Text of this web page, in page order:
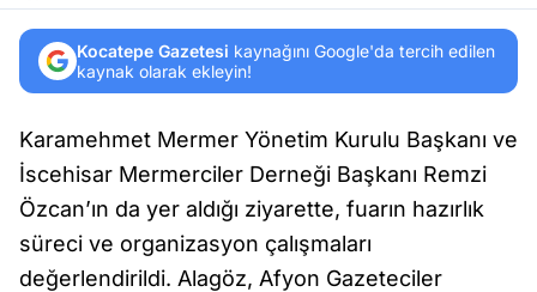
Kocatepe Gazetesi kaynağını Google'da tercih edilen
kaynak olarak ekleyin!
Karamehmet Mermer Yönetim Kurulu Başkanı ve
İscehisar Mermerciler Derneği Başkanı Remzi
Özcan’ın da yer aldığı ziyarette, fuarın hazırlık
süreci ve organizasyon çalışmaları
değerlendirildi. Alagöz, Afyon Gazeteciler